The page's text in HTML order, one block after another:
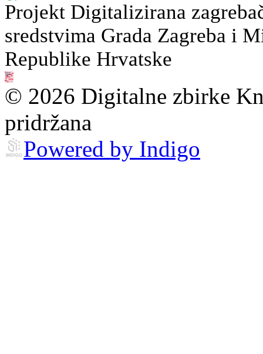
Projekt Digitalizirana
sredstvima Grada Zagreba i
Republike Hrvatske
© 2026 Digitalne zbirke
pridržana
Powered by Indigo